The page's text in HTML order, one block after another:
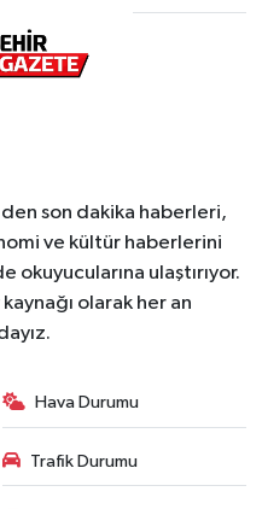
son dakika haberleri,
ve kültür haberlerini
okuyucularına ulaştırıyor.
olarak her an
Hava Durumu
Trafik Durumu